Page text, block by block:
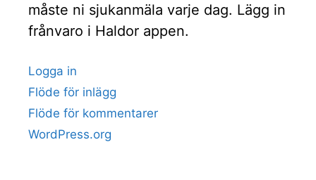
måste ni sjukanmäla varje dag. Lägg in
frånvaro i Haldor appen.
Logga in
Flöde för inlägg
Flöde för kommentarer
WordPress.org